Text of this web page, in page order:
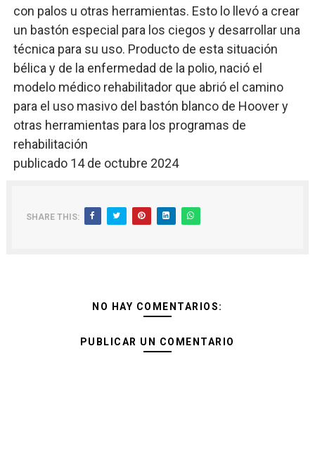
con palos u otras herramientas. Esto lo llevó a crear
un bastón especial para los ciegos y desarrollar una
técnica para su uso. Producto de esta situación
bélica y de la enfermedad de la polio, nació el
modelo médico rehabilitador que abrió el camino
para el uso masivo del bastón blanco de Hoover y
otras herramientas para los programas de
rehabilitación
publicado 14 de octubre 2024
SHARE THIS:
NO HAY COMENTARIOS:
PUBLICAR UN COMENTARIO